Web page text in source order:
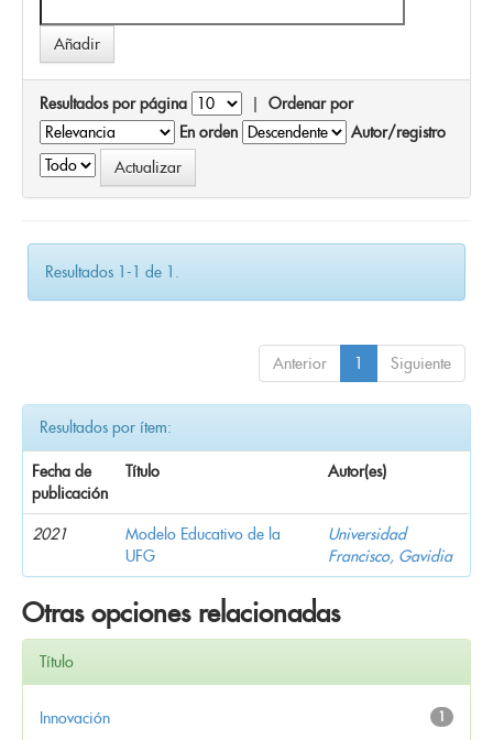
Resultados por página | Ordenar por
En orden
Autor/registro
Resultados 1-1 de 1.
Anterior 1 Siguiente
Resultados por ítem:
Fecha de
publicación
Título Autor(es)
2021
Modelo Educativo de la
UFG
Universidad
Francisco, Gavidia
Otras opciones relacionadas
Título
1
Innovación